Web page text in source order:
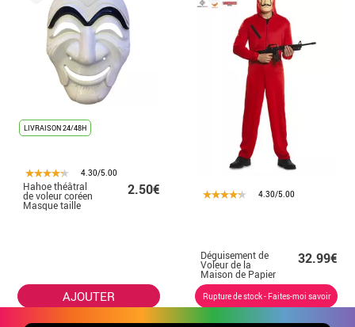
LIVRAISON 24/48H
4.30/5.00
Hahoe théâtral
de voleur coréen
Masque taille
2.50€
AJOUTER
4.30/5.00
Déguisement de
Voleur de la
Maison de Papier
pour homme
32.99€
Rupture de stock - Faites-moi savoir